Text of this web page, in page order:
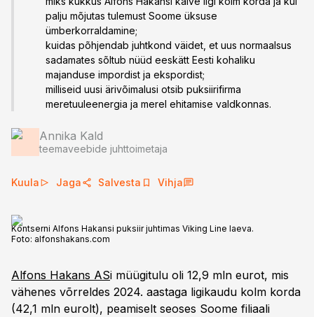
palju mõjutas tulemust Soome üksuse
ümberkorraldamine;
kuidas põhjendab juhtkond väidet, et uus normaalsus
sadamates sõltub nüüd eeskätt Eesti kohaliku
majanduse impordist ja ekspordist;
milliseid uusi ärivõimalusi otsib puksiirifirma
meretuuleenergia ja merel ehitamise valdkonnas.
Annika Kald
teemaveebide juhttoimetaja
Kuula Jaga Salvesta Vihja
Kontserni Alfons Hakansi puksiir juhtimas Viking Line laeva.
Foto: alfonshakans.com
Alfons Hakans ASi müügitulu oli 12,9 mln eurot, mis
vähenes võrreldes 2024. aastaga ligikaudu kolm korda
(42,1 mln eurolt), peamiselt seoses Soome filiaali